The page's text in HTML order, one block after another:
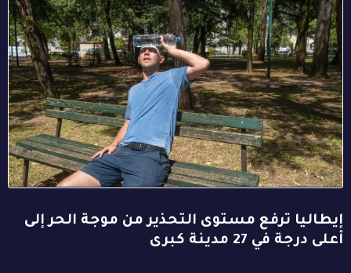
إيطاليا ترفع مستوى التحذير من موجة الحر إلى
أعلى درجة في 27 مدينة كبرى